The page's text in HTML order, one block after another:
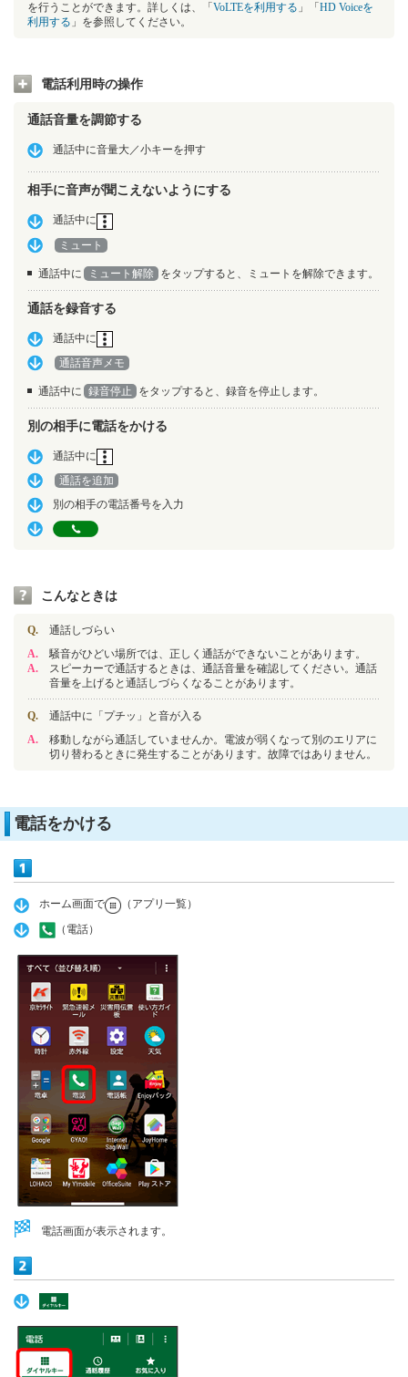
を行うことができます。詳しくは、「 VoLTEを利用する 」「 HD Voiceを
利用する 」を参照してください。
電話利用時の操作
通話音量を調節する
通話中に音量大／小キーを押す
相手に音声が聞こえないようにする
通話中に
ミュート
通話中に ミュート解除 をタップすると、ミュートを解除できます。
通話を録音する
通話中に
通話音声メモ
通話中に 録音停止 をタップすると、録音を停止します。
別の相手に電話をかける
通話中に
通話を追加
別の相手の電話番号を入力
こんなときは
Q.
通話しづらい
A.
騒音がひどい場所では、正しく通話ができないことがあります。
A.
スピーカーで通話するときは、通話音量を確認してください。通話
音量を上げると通話しづらくなることがあります。
Q.
通話中に「プチッ」と音が入る
A.
移動しながら通話していませんか。電波が弱くなって別のエリアに
切り替わるときに発生することがあります。故障ではありません。
電話をかける
ホーム画面で
（アプリ一覧）
（電話）
電話画面が表示されます。